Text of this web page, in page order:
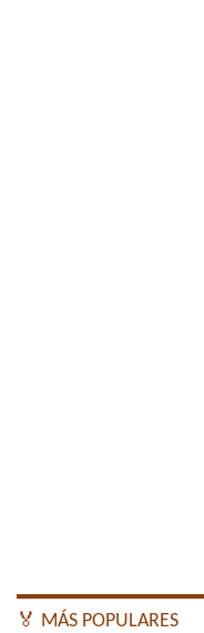
🏅 MÁS POPULARES